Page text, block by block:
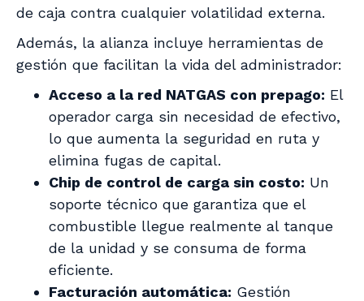
de caja contra cualquier volatilidad externa.
Además, la alianza incluye herramientas de
gestión que facilitan la vida del administrador:
Acceso a la red NATGAS con prepago: El
operador carga sin necesidad de efectivo,
lo que aumenta la seguridad en ruta y
elimina fugas de capital.
Chip de control de carga sin costo: Un
soporte técnico que garantiza que el
combustible llegue realmente al tanque
de la unidad y se consuma de forma
eficiente.
Facturación automática: Gestión